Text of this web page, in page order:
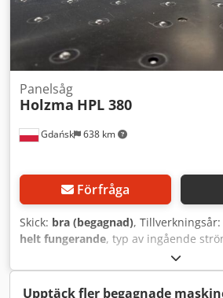
Gdańsk 638 km
Panelsåg
Holzma HPL 380
Förfråga
Skick: bra (begagnad), Tillverkningsår:
helt fungerande, typ av ingående
, klippbredd (max.):
sågbladsdiameter:380 mm,
pneumatisk, aktueringstyp:elektrisk,
Upptäck fler begagnade